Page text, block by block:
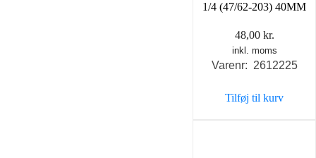
1/4 (47/62-203) 40MM
48,00 kr.
inkl. moms
Varenr: 2612225
Tilføj til kurv